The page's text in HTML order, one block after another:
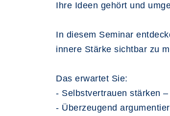
Ihre Ideen gehört und
In diesem Seminar
innere Stärke sichtbar zu
Das erwartet Sie:
- Selbstvertrauen stärken
- Überzeugend